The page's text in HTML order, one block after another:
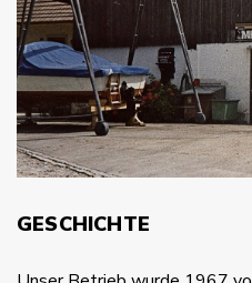
GESCHICHTE